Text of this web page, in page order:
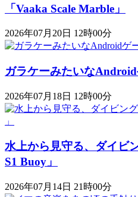
「Vaaka Scale Marble」
2026年07月20日 12時00分
ガラケーみたいなAndroid
2026年07月18日 12時00分
水上から見守る、ダイビ
S1 Buoy​​」
2026年07月14日 21時00分